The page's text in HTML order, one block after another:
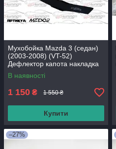
Мухобойка Mazda 3 (седан)
(2003-2008) (VT-52)
Дефлектор капота накладка
В наявності
1 150 ₴ 1 550 ₴
Купити
–27%